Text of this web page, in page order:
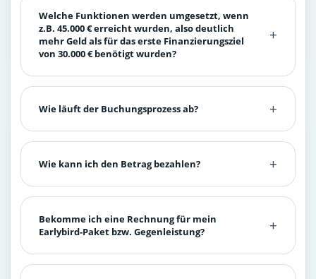
Welche Funktionen werden umgesetzt, wenn
z.B. 45.000 € erreicht wurden, also deutlich
mehr Geld als für das erste Finanzierungsziel
von 30.000 € benötigt wurden?
Wie läuft der Buchungsprozess ab?
Wie kann ich den Betrag bezahlen?
Bekomme ich eine Rechnung für mein
Earlybird-Paket bzw. Gegenleistung?